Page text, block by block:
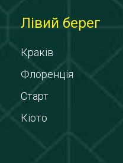
Лівий берег
Краків
Флоренція
Старт
Кіото